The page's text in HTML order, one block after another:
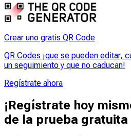
Crear uno gratis QR Code
QR Codes ¡que se pueden editar,
un seguimiento y que no caducan!
Regístrate ahora
¡Regístrate hoy
de la prueba gratuita